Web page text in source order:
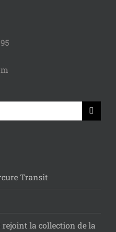
Transit
rejoint la collection de la